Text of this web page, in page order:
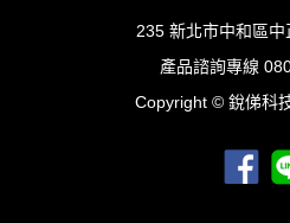
235 新北市中和區
產品諮詢專線
Copyright © 銳俤科